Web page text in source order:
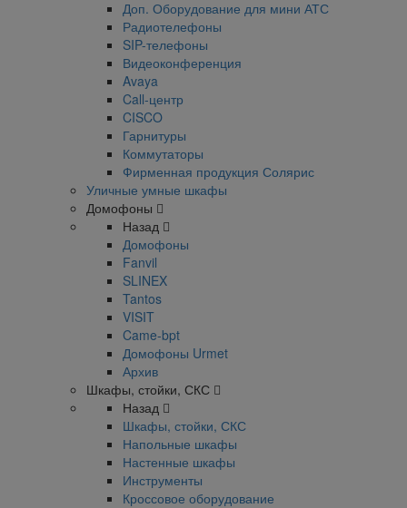
Доп. Оборудование для мини АТС
Радиотелефоны
SIP-телефоны
Видеоконференция
Avaya
Call-центр
CISCO
Гарнитуры
Коммутаторы
Фирменная продукция Солярис
Уличные умные шкафы
Домофоны
Назад
Домофоны
Fanvil
SLINEX
Tantos
VISIT
Came-bpt
Домофоны Urmet
Архив
Шкафы, стойки, СКС
Назад
Шкафы, стойки, СКС
Напольные шкафы
Настенные шкафы
Инструменты
Кроссовое оборудование